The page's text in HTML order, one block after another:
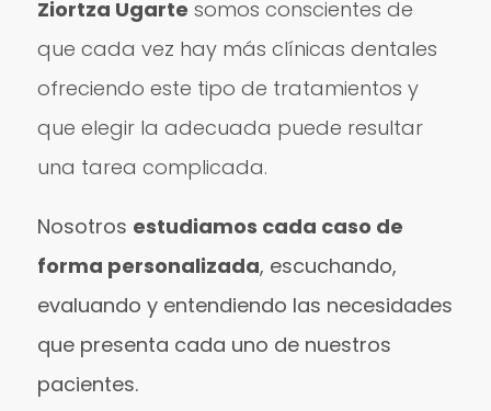
Ziortza Ugarte somos conscientes de
que cada vez hay más clínicas dentales
ofreciendo este tipo de tratamientos y
que elegir la adecuada puede resultar
una tarea complicada.
Nosotros estudiamos cada caso de
forma personalizada, escuchando,
evaluando y entendiendo las necesidades
que presenta cada uno de nuestros
pacientes.